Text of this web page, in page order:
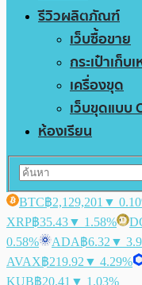
รีวิวผลิตภัณฑ์
เว็บซื้อขาย
กระเป๋าเก็บ
เครื่องขุด
เว็บขุดแบบ
ห้องเรียน
BTC฿2,129,201 ▼
XRP฿35.43▼ 1.58%
0.58%
ADA฿6.32 ▼
AVAX฿219.92 ▼ 4.29%
KUB฿20.41 ▼ 1.03%